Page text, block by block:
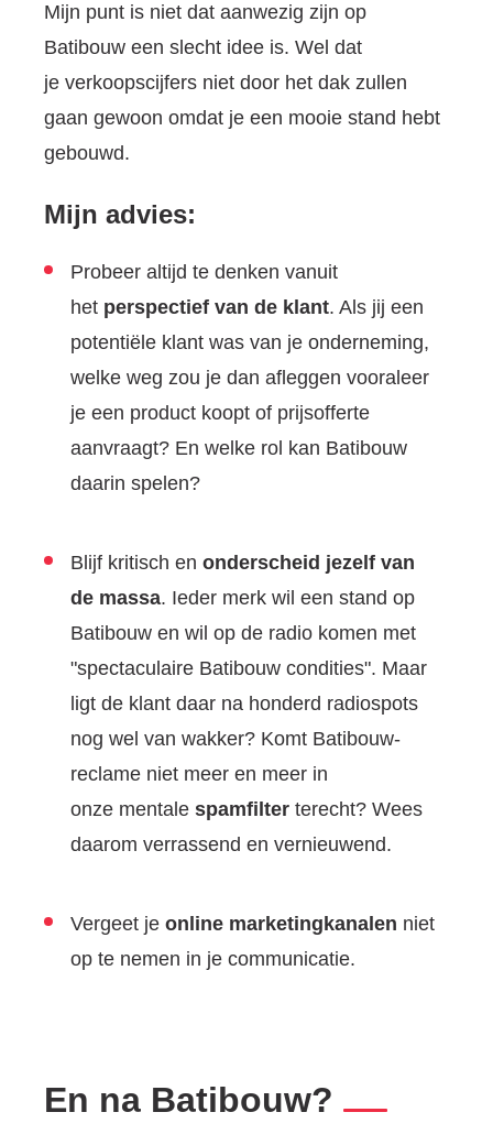
Mijn punt is niet dat aanwezig zijn op
Batibouw een slecht idee is. Wel dat
je verkoopscijfers niet door het dak zullen
gaan gewoon omdat je een mooie stand hebt
gebouwd.
Mijn advies:
Probeer altijd te denken vanuit
het perspectief van de klant. Als jij een
potentiële klant was van je onderneming,
welke weg zou je dan afleggen vooraleer
je een product koopt of prijsofferte
aanvraagt? En welke rol kan Batibouw
daarin spelen?
Blijf kritisch en onderscheid jezelf van
de massa. Ieder merk wil een stand op
Batibouw en wil op de radio komen met
"spectaculaire Batibouw condities". Maar
ligt de klant daar na honderd radiospots
nog wel van wakker? Komt Batibouw-
reclame niet meer en meer in
onze mentale spamfilter terecht? Wees
daarom verrassend en vernieuwend.
Vergeet je online marketingkanalen niet
op te nemen in je communicatie.
En na Batibouw?